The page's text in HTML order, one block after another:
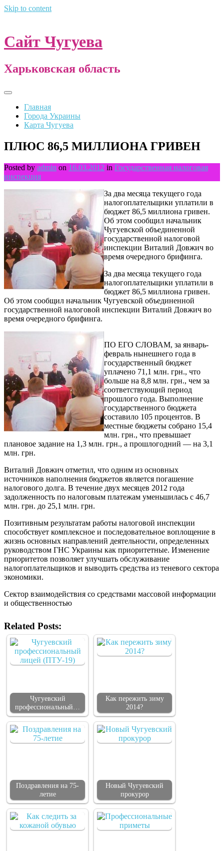
Skip to content
Сайт Чугуева
Харьковская область
Главная
Города Украины
Карта Чугуева
ПЛЮС 86,5 МИЛЛИОНА ГРИВЕН
Posted by admin on 16.03.2012 in Государственная налоговая
инспекция
За два месяца текущего года
налогоплательщики уплатили в
бюджет 86,5 миллиона гривен.
Об этом сообщил начальник
Чугуевской объединенной
государственной налоговой
инспекции Виталий Довжич во
время очередного брифинга.
За два месяца текущего года
налогоплательщики уплатили в
бюджет 86,5 миллиона гривен.
Об этом сообщил начальник Чугуевской объединенной
государственной налоговой инспекции Виталий Довжич во
время очередного брифинга.
ПО ЕГО СЛОВАМ, за январь-
февраль нынешнего года в
государственный бюджет
уплачено 71,1 млн. грн., что
больше на 8,8 млн. грн., чем за
соответствующий период
прошлого года. Выполнение
государственного бюджета
составило 105 процентов. В
местные бюджеты собрано 15,4
млн. грн., что превышает
плановое задание на 1,3 млн. грн., а прошлогодний — на 3,1
млн. грн.
Виталий Довжич отметил, что одним из основных
источников наполнения бюджетов является погашение
налогового долга. В течение двух месяцев 2012 года
задолженность по налоговым платежам уменьшилась с 46,7
млн. грн. до 25,1 млн. грн.
Позитивным результатам работы налоговой инспекции
способствует комплексное и последовательное воплощение в
жизнь основных направлений деятельности, определенных
руководством ГНС Украины как приоритетные. Изменение
приоритетов позволяет улучшать обслуживание
налогоплательщиков и выводить средства из теневого сектора
экономики.
Сектор взаимодействия со средствами массовой информации
и общественностью
Related Posts:
Чугуевский
профессиональный…
Как пережить зиму
2014?
Поздравления на 75-
летие
Новый Чугуевский
прокурор